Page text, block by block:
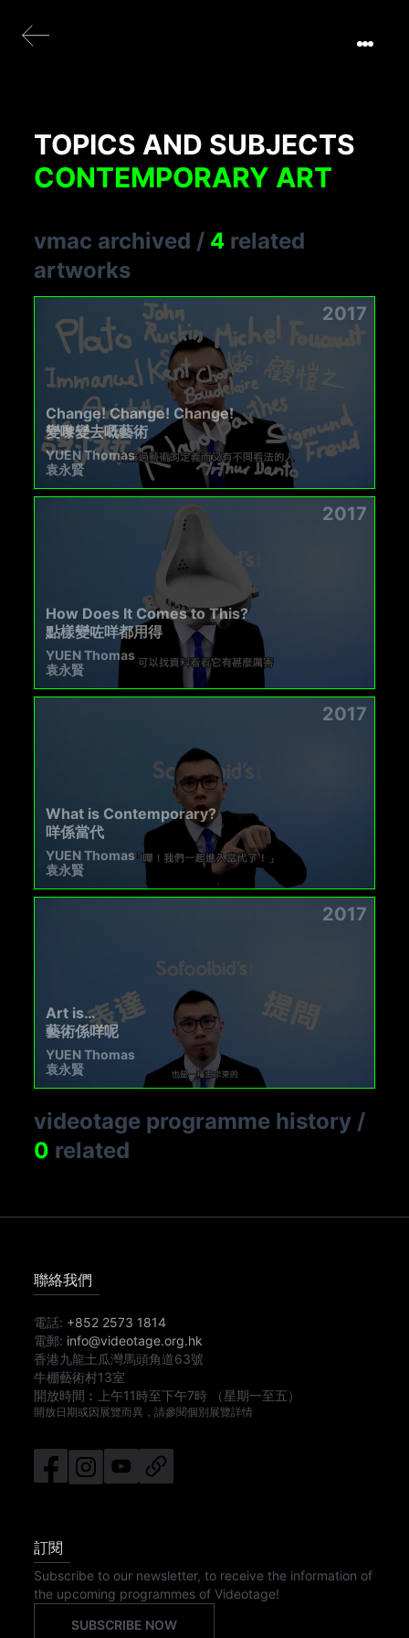
TOPICS AND SUBJECTS
CONTEMPORARY ART
vmac archived / 4 related
artworks
2017
Change! Change! Change!
變嚟變去嘅藝術
YUEN Thomas
袁永賢
2017
How Does It Comes to This?
點樣變咗咩都用得
YUEN Thomas
袁永賢
2017
What is Contemporary?
咩係當代
YUEN Thomas
袁永賢
2017
Art is…
藝術係咩呢
YUEN Thomas
袁永賢
videotage programme history /
0 related
聯絡我們
電話: +852 2573 1814
電郵: info@videotage.org.hk
香港九龍土瓜灣馬頭角道63號
牛棚藝術村13室
開放時間︰
上午11時至下午7時 （星期一至五）
開放日期或因展覽而異，請參閱個別展覽詳情
訂閱
Subscribe to our newsletter, to receive the information of
the upcoming programmes of Videotage!
SUBSCRIBE NOW